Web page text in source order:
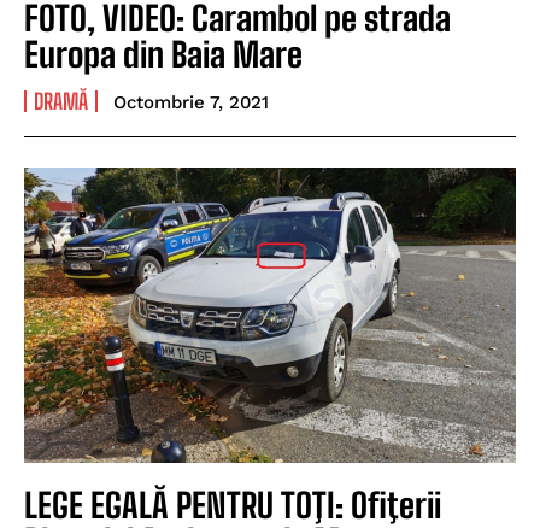
FOTO, VIDEO: Carambol pe strada
Europa din Baia Mare
DRAMĂ Octombrie 7, 2021
LEGE EGALĂ PENTRU TOŢI: Ofiţerii